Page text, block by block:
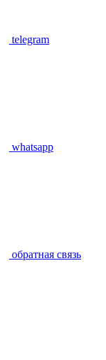
telegram
whatsapp
обратная связь